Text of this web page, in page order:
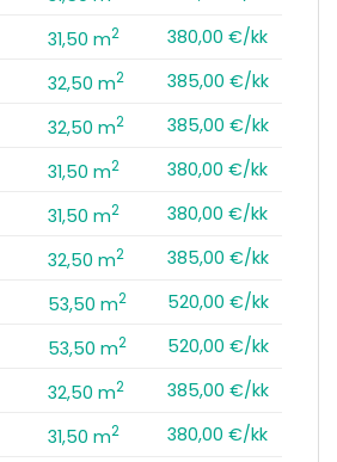
31,50 m2
380,00 €/kk
32,50 m2
385,00 €/kk
32,50 m2
385,00 €/kk
31,50 m2
380,00 €/kk
31,50 m2
380,00 €/kk
32,50 m2
385,00 €/kk
53,50 m2
520,00 €/kk
53,50 m2
520,00 €/kk
32,50 m2
385,00 €/kk
31,50 m2
380,00 €/kk